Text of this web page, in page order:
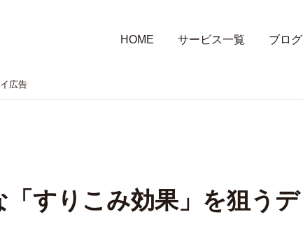
HOME サービス一覧 ブログ
広告
すりこみ効果」を狙うデ